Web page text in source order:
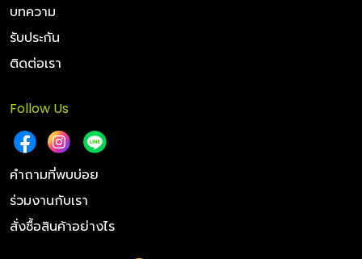
บทความ
รับประกัน
ติดต่อเรา
Follow Us
คำถามที่พบบ่อย
ร่วมงานกับเรา
สั่งซื้อสินค้าอย่างไร